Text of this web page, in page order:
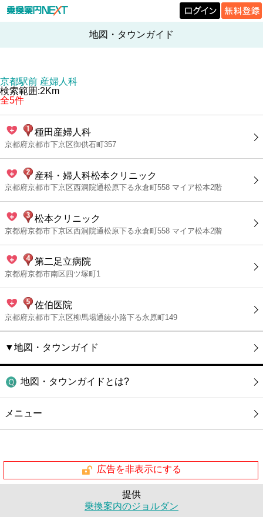
地図・タウンガイド
京都駅前 産婦人科
検索範囲:2Km
全5件
種田産婦人科
京都府京都市下京区御供石町357
産科・婦人科松本クリニック
京都府京都市下京区西洞院通松原下る永倉町558 マイア松本2階
松本クリニック
京都府京都市下京区西洞院通松原下る永倉町558 マイア松本2階
第二足立病院
京都府京都市南区四ツ塚町1
佐伯医院
京都府京都市下京区柳馬場通綾小路下る永原町149
▼地図・タウンガイド
地図・タウンガイドとは?
メニュー
広告を非表示にする
提供
乗換案内のジョルダン